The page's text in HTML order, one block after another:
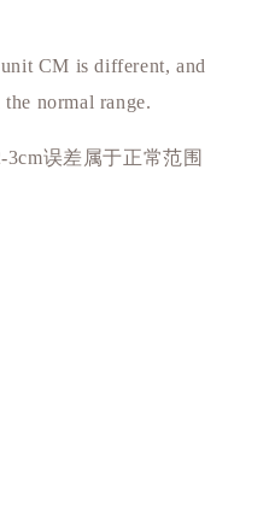
unit CM is different, and
normal range.
3cm误差属于正常范围